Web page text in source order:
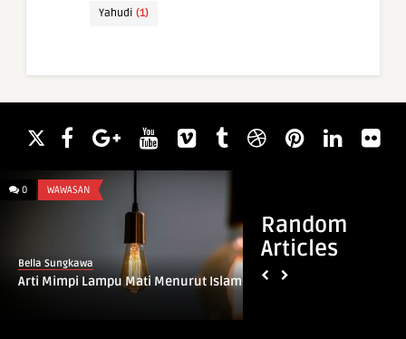
Yahudi (1)
Random
Articles
0 WAWASAN
Bella Sungkawa
Arti Mimpi Lampu Mati Menurut Islam